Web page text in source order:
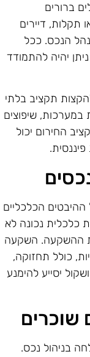
ברורים
דיירים
הנכס. ככל
יהיה להתמודד
תקציב בלתי
במערכות, שיפוצים
החירום יכול
הכלכליים
כלכלית נכונה לא
ההשקעה. השקעה
כולל תחזוקה,
יסייע להימנע
שוכרים
בניהול נכס.